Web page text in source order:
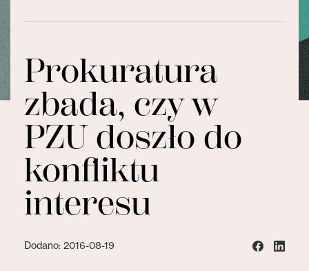
Prokuratura
zbada, czy w
PZU doszło do
konfliktu
interesu
Dodano: 2016-08-19